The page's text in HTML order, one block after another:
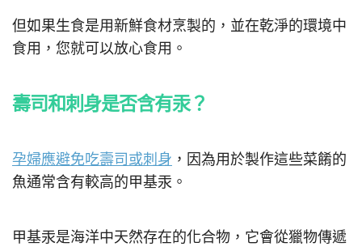
但如果生食是用新鮮食材烹製的，並在乾淨的環境中
食用，您就可以放心食用。
壽司和刺身是否含有汞？
孕婦應避免吃壽司或刺身 ，因為用於製作這些菜餚的
魚通常含有較高的甲基汞。
甲基汞是海洋中天然存在的化合物，它會從獵物傳遞